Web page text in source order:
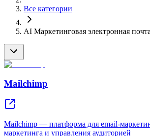
Все категории
AI Маркетинговая электронная почта
Mailchimp
Mailchimp — платформа для email-
маркетинга и управления аудиторией